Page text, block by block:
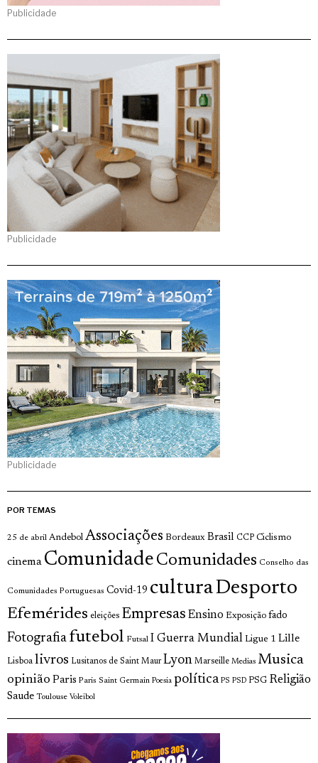
Publicidade
Publicidade
Publicidade
POR TEMAS
25 de abril Andebol Associações Bordeaux Brasil CCP Ciclismo
cinema Comunidade Comunidades Conselho das
Comunidades Portuguesas Covid-19 culturaDesporto
Efemérides eleições Empresas Ensino Exposição fado
Fotografia futebol Futsal I Guerra Mundial Ligue 1 Lille
Lisboa livros Lusitanos de Saint Maur Lyon Marseille Medias Musica
opinião Paris Paris Saint Germain Poesia política PS PSD PSG Religião
Saude Toulouse Voleibol